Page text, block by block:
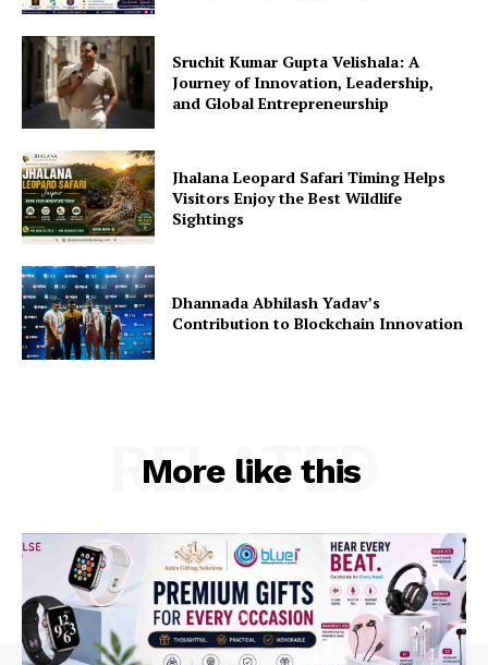
Sruchit Kumar Gupta Velishala: A
Journey of Innovation, Leadership,
and Global Entrepreneurship
Jhalana Leopard Safari Timing Helps
Visitors Enjoy the Best Wildlife
Sightings
Dhannada Abhilash Yadav’s
Contribution to Blockchain Innovation
More like this
RELATED